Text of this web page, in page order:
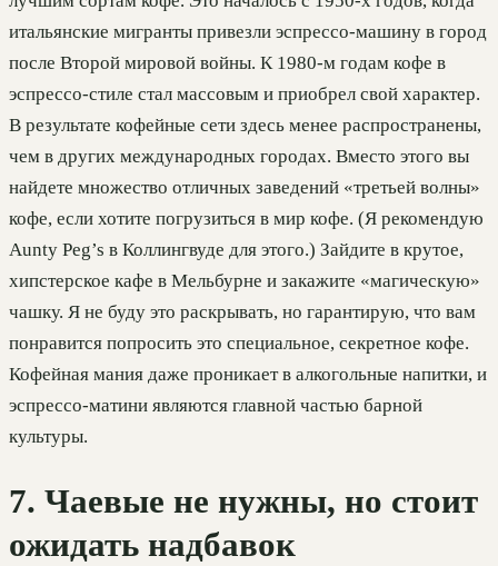
итальянские мигранты привезли эспрессо-машину в город
после Второй мировой войны. К 1980-м годам кофе в
эспрессо-стиле стал массовым и приобрел свой характер.
В результате кофейные сети здесь менее распространены,
чем в других международных городах. Вместо этого вы
найдете множество отличных заведений «третьей волны»
кофе, если хотите погрузиться в мир кофе. (Я рекомендую
Aunty Peg’s в Коллингвуде для этого.) Зайдите в крутое,
хипстерское кафе в Мельбурне и закажите «магическую»
чашку. Я не буду это раскрывать, но гарантирую, что вам
понравится попросить это специальное, секретное кофе.
Кофейная мания даже проникает в алкогольные напитки, и
эспрессо-матини являются главной частью барной
культуры.
7. Чаевые не нужны, но стоит
ожидать надбавок